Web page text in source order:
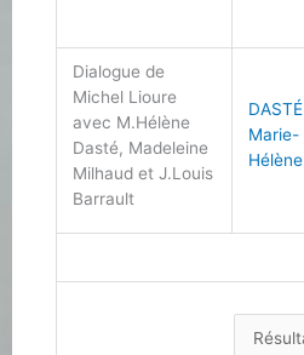
Dialogue de
Michel Lioure
avec M.Hélène
Dasté, Madeleine
Milhaud et J.Louis
Barrault
DASTÉ
Marie-
Hélène